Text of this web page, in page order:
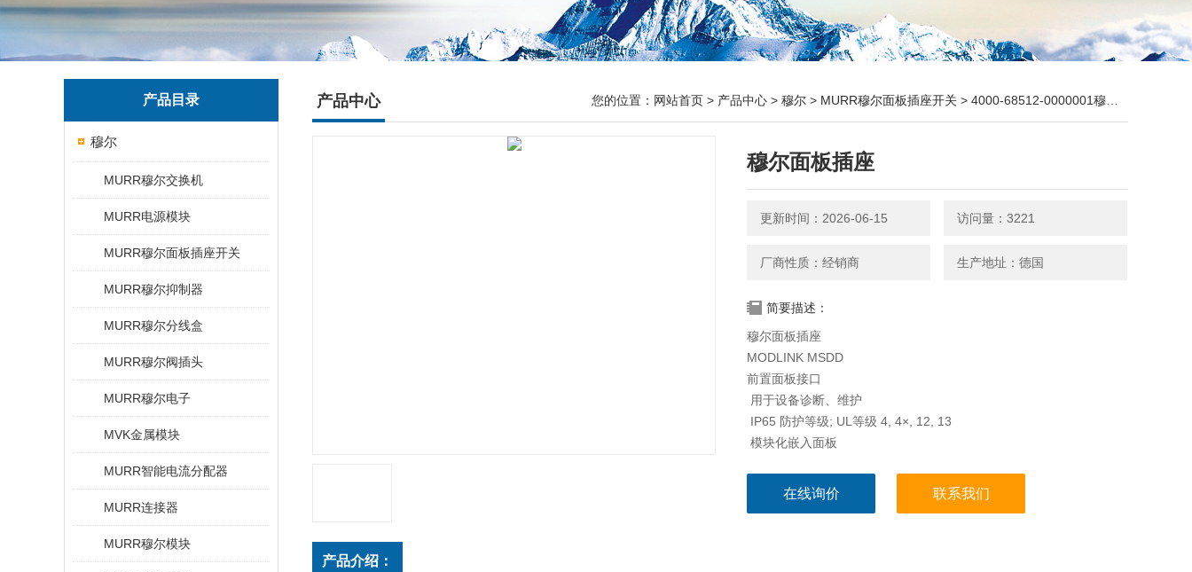
产品目录
穆尔
MURR穆尔交换机
MURR电源模块
MURR穆尔面板插座开关
MURR穆尔抑制器
MURR穆尔分线盒
MURR穆尔阀插头
MURR穆尔电子
MVK金属模块
MURR智能电流分配器
MURR连接器
MURR穆尔模块
产品中心 您的位置： 网站首页 > 产品中心 > 穆尔 > MURR穆尔面板插座开关 > 4000-68512-0000001穆尔面板插座
穆尔面板插座
更新时间：2026-06-15 访问量：3221
厂商性质：经销商 生产地址：德国
简要描述：
穆尔面板插座
MODLINK MSDD
前置面板接口
 用于设备诊断、维护
 IP65 防护等级; UL等级 4, 4×, 12, 13
 模块化嵌入面板
货号可方便您了解是否已订购电源插座、数据连接器接头、单个框架
在线询价 联系我们
产品介绍：